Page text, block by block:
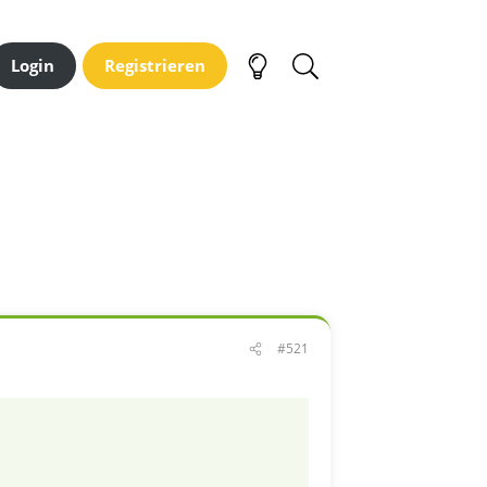
Login Registrieren
#521